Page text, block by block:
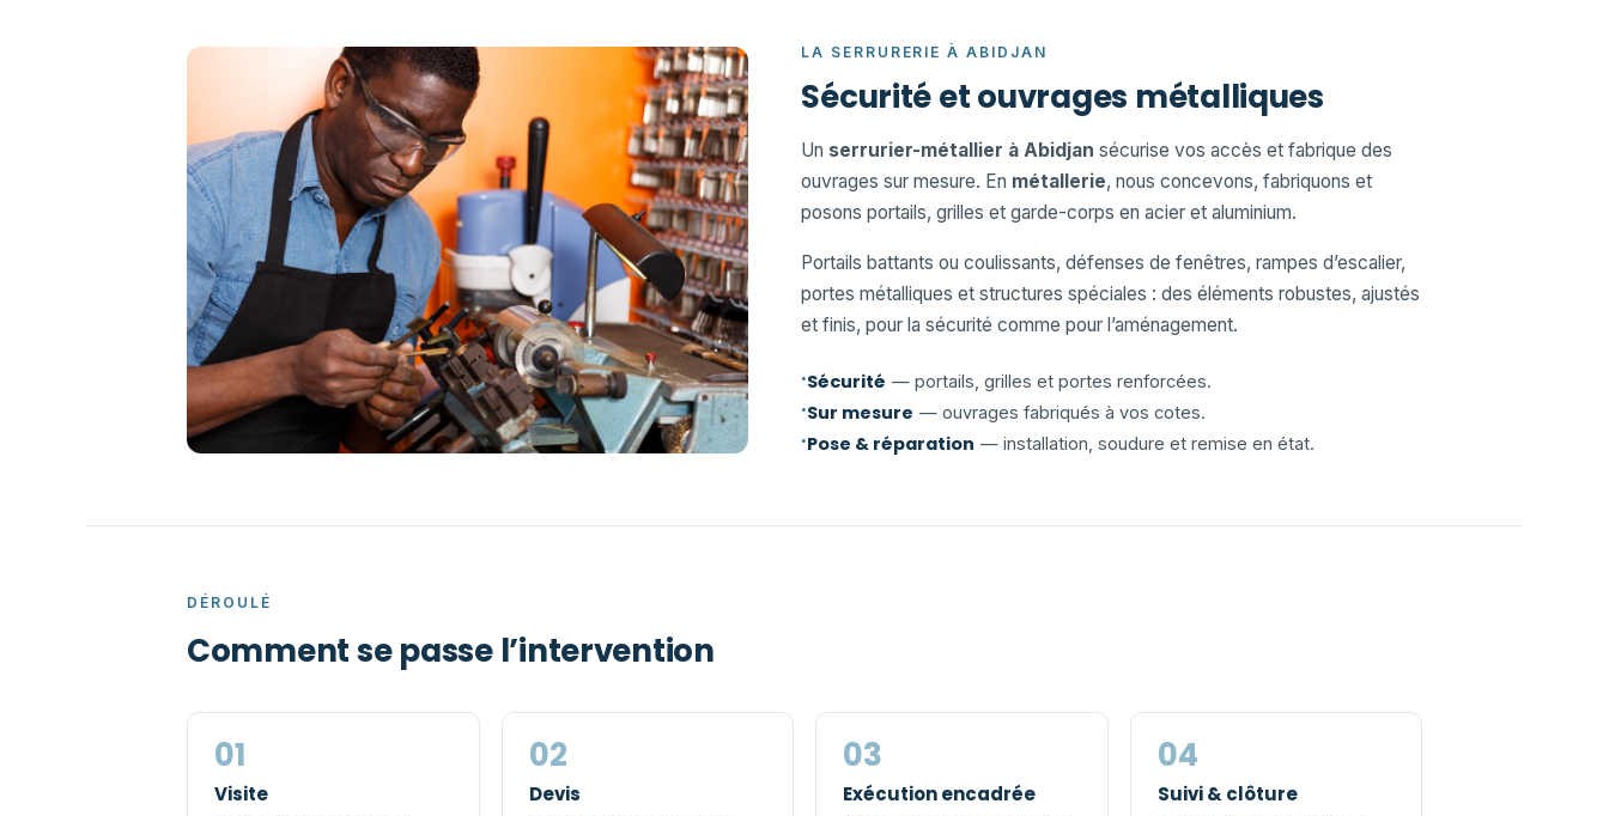
LA SERRURERIE À ABIDJAN
Sécurité et ouvrages métalliques
Un serrurier-métallier à Abidjan sécurise vos accès et fabrique des
ouvrages sur mesure. En métallerie, nous concevons, fabriquons et
posons portails, grilles et garde-corps en acier et aluminium.
Portails battants ou coulissants, défenses de fenêtres, rampes d’escalier,
portes métalliques et structures spéciales : des éléments robustes, ajustés
et finis, pour la sécurité comme pour l’aménagement.
·Sécurité — portails, grilles et portes renforcées.
·Sur mesure — ouvrages fabriqués à vos cotes.
·Pose & réparation — installation, soudure et remise en état.
DÉROULÉ
Comment se passe l’intervention
01
Visite
02
Devis
03
Exécution encadrée
04
Suivi & clôture